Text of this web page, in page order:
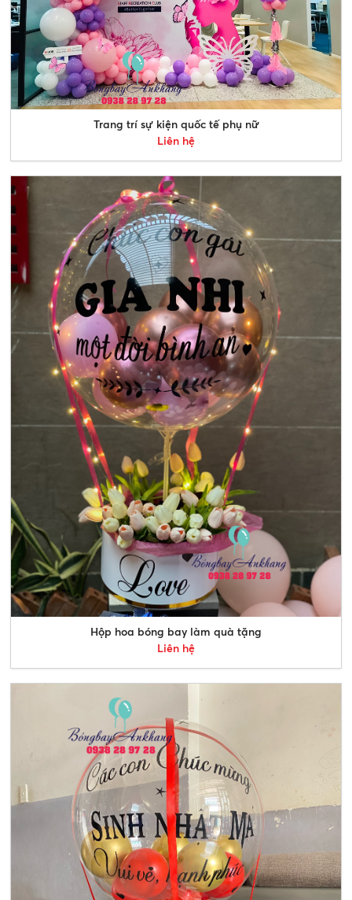
Trang trí sự kiện quốc tế phụ nữ
Liên hệ
Hộp hoa bóng bay làm quà tặng
Liên hệ